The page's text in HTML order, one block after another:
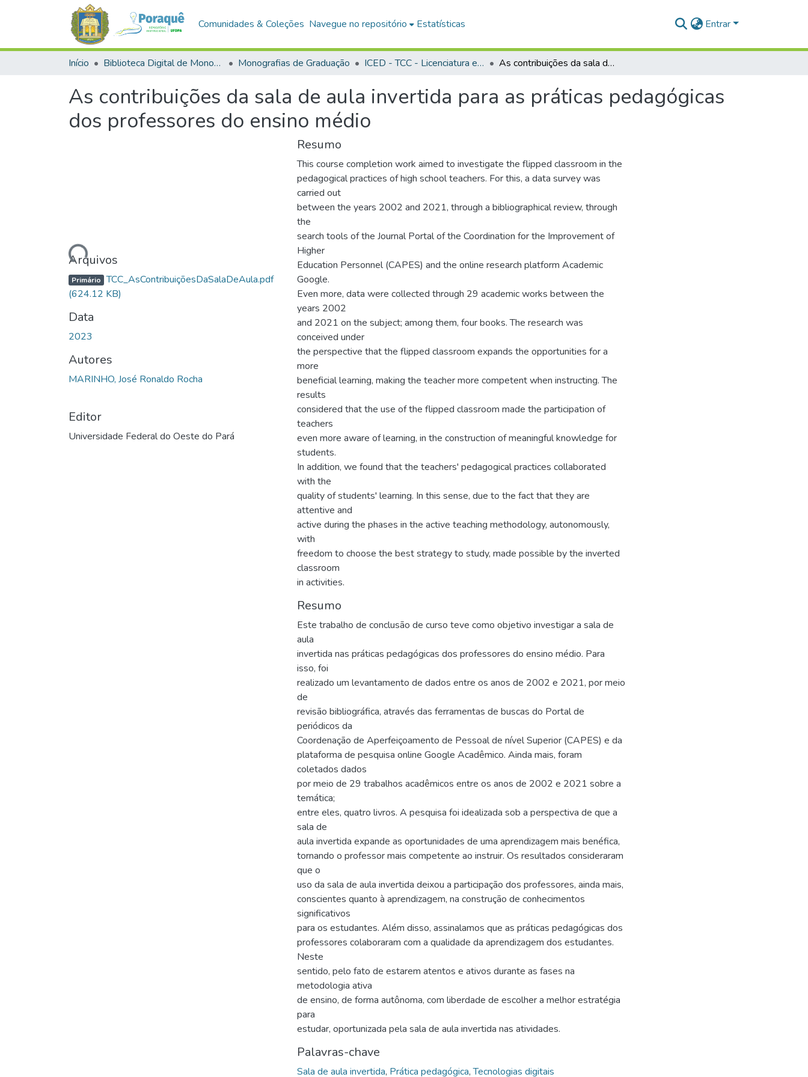
Comunidades & Coleções Navegue no repositório Estatísticas Entrar
Início Biblioteca Digital de Monografias (BDM) Monografias de Graduação ICED - TCC - Licenciatura em Informática Educacional As contribuições da sala de aula invertida para as práticas pedagógicas dos professores do ensino médio
As contribuições da sala de aula invertida para as práticas pedagógicas
dos professores do ensino médio
Carregando...
Arquivos
Primário TCC_AsContribuiçõesDaSalaDeAula.pdf
(624.12 KB)
Data
2023
Autores
MARINHO, José Ronaldo Rocha
Editor
Universidade Federal do Oeste do Pará
Resumo
This course completion work aimed to investigate the flipped classroom in the
pedagogical practices of high school teachers. For this, a data survey was
carried out
between the years 2002 and 2021, through a bibliographical review, through
the
search tools of the Journal Portal of the Coordination for the Improvement of
Higher
Education Personnel (CAPES) and the online research platform Academic
Google.
Even more, data were collected through 29 academic works between the
years 2002
and 2021 on the subject; among them, four books. The research was
conceived under
the perspective that the flipped classroom expands the opportunities for a
more
beneficial learning, making the teacher more competent when instructing. The
results
considered that the use of the flipped classroom made the participation of
teachers
even more aware of learning, in the construction of meaningful knowledge for
students.
In addition, we found that the teachers' pedagogical practices collaborated
with the
quality of students' learning. In this sense, due to the fact that they are
attentive and
active during the phases in the active teaching methodology, autonomously,
with
freedom to choose the best strategy to study, made possible by the inverted
classroom
in activities.
Resumo
Este trabalho de conclusão de curso teve como objetivo investigar a sala de
aula
invertida nas práticas pedagógicas dos professores do ensino médio. Para
isso, foi
realizado um levantamento de dados entre os anos de 2002 e 2021, por meio
de
revisão bibliográfica, através das ferramentas de buscas do Portal de
periódicos da
Coordenação de Aperfeiçoamento de Pessoal de nível Superior (CAPES) e da
plataforma de pesquisa online Google Acadêmico. Ainda mais, foram
coletados dados
por meio de 29 trabalhos acadêmicos entre os anos de 2002 e 2021 sobre a
temática;
entre eles, quatro livros. A pesquisa foi idealizada sob a perspectiva de que a
sala de
aula invertida expande as oportunidades de uma aprendizagem mais benéfica,
tornando o professor mais competente ao instruir. Os resultados consideraram
que o
uso da sala de aula invertida deixou a participação dos professores, ainda mais,
conscientes quanto à aprendizagem, na construção de conhecimentos
significativos
para os estudantes. Além disso, assinalamos que as práticas pedagógicas dos
professores colaboraram com a qualidade da aprendizagem dos estudantes.
Neste
sentido, pelo fato de estarem atentos e ativos durante as fases na
metodologia ativa
de ensino, de forma autônoma, com liberdade de escolher a melhor estratégia
para
estudar, oportunizada pela sala de aula invertida nas atividades.
Palavras-chave
Sala de aula invertida, Prática pedagógica,Tecnologias digitais